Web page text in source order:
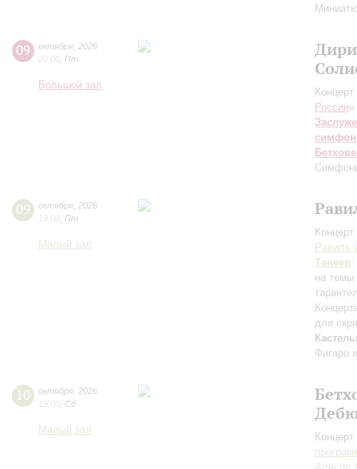
09 октября 2026
20:00 Пт
Большой зал
России»
09 октября 2026
19:00 Пт
Малый зал
Равиль
Танеев:
на темы
для
Фигаро
10 октября 2026
19:00 Сб
Малый зал